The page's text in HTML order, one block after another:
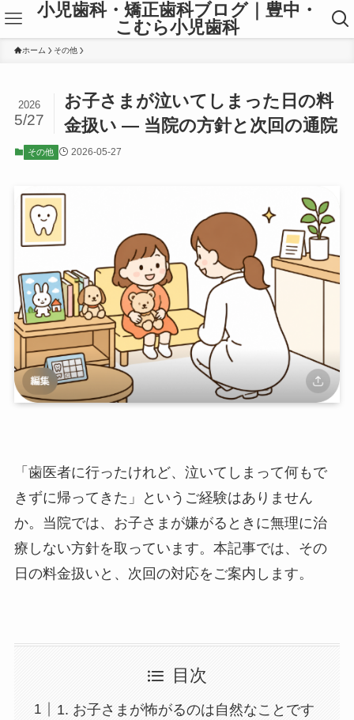
小児歯科・矯正歯科ブログ｜豊中・
こむら小児歯科
ホーム その他
お子さまが泣いてしまった日の料
金扱い ― 当院の方針と次回の通院
2026
5/27
その他 2026-05-27
「歯医者に行ったけれど、泣いてしまって何もで
きずに帰ってきた」というご経験はありません
か。当院では、お子さまが嫌がるときに無理に治
療しない方針を取っています。本記事では、その
日の料金扱いと、次回の対応をご案内します。
目次
1. お子さまが怖がるのは自然なことです